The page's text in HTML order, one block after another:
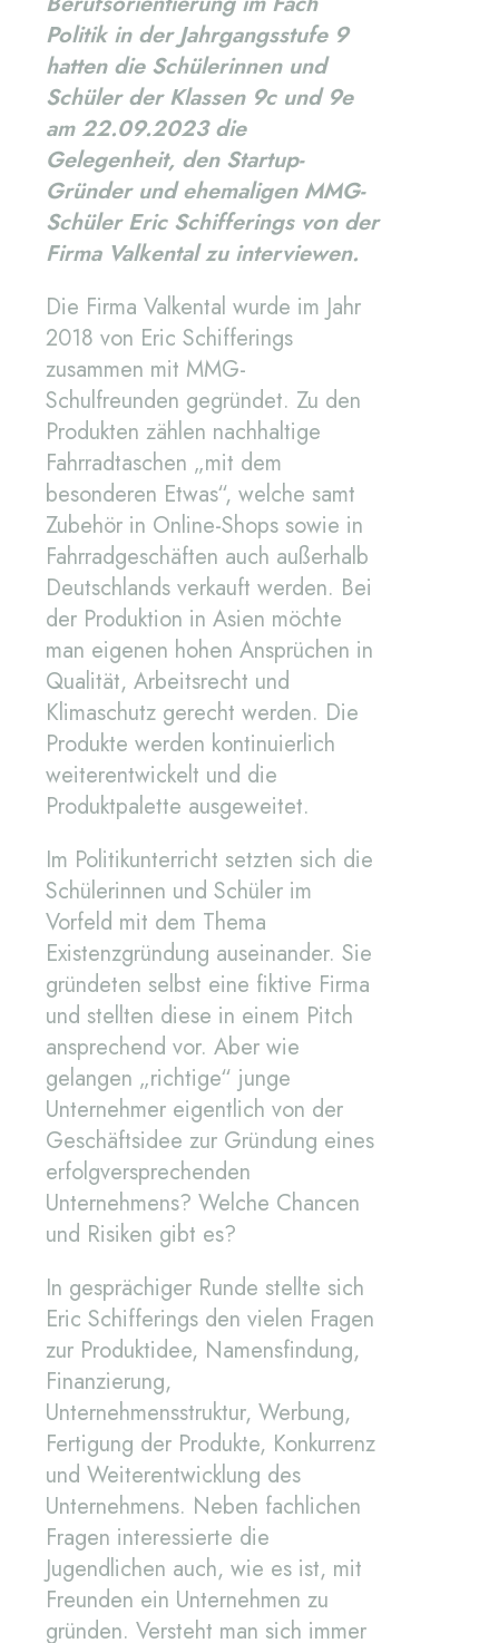
Politik in der Jahrgangsstufe 9
hatten die Schülerinnen und
Schüler der Klassen 9c und 9e
am 22.09.2023 die
Gelegenheit, den Startup-
Gründer und ehemaligen MMG-
Schüler Eric Schifferings von der
Firma Valkental zu interviewen.
Die Firma Valkental wurde im Jahr
2018 von Eric Schifferings
zusammen mit MMG-
Schulfreunden gegründet. Zu den
Produkten zählen nachhaltige
Fahrradtaschen „mit dem
besonderen Etwas“, welche samt
Zubehör in Online-Shops sowie in
Fahrradgeschäften auch außerhalb
Deutschlands verkauft werden. Bei
der Produktion in Asien möchte
man eigenen hohen Ansprüchen in
Qualität, Arbeitsrecht und
Klimaschutz gerecht werden. Die
Produkte werden kontinuierlich
weiterentwickelt und die
Produktpalette ausgeweitet.
Im Politikunterricht setzten sich die
Schülerinnen und Schüler im
Vorfeld mit dem Thema
Existenzgründung auseinander. Sie
gründeten selbst eine fiktive Firma
und stellten diese in einem Pitch
ansprechend vor. Aber wie
gelangen „richtige“ junge
Unternehmer eigentlich von der
Geschäftsidee zur Gründung eines
erfolgversprechenden
Unternehmens? Welche Chancen
und Risiken gibt es?
In gesprächiger Runde stellte sich
Eric Schifferings den vielen Fragen
zur Produktidee, Namensfindung,
Finanzierung,
Unternehmensstruktur, Werbung,
Fertigung der Produkte, Konkurrenz
und Weiterentwicklung des
Unternehmens. Neben fachlichen
Fragen interessierte die
Jugendlichen auch, wie es ist, mit
Freunden ein Unternehmen zu
gründen. Versteht man sich immer